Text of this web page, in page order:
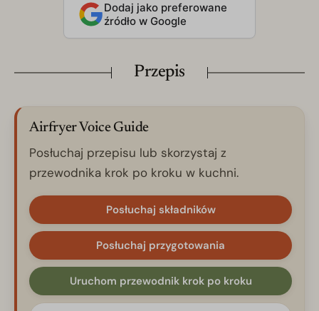
Dodaj jako preferowane
źródło w Google
Przepis
Airfryer Voice Guide
Posłuchaj przepisu lub skorzystaj z
przewodnika krok po kroku w kuchni.
Posłuchaj składników
Posłuchaj przygotowania
Uruchom przewodnik krok po kroku